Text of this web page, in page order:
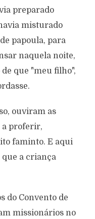
preparado
misturado
papoula, para
naquela noite,
que "meu filho",
ouviram as
a proferir,
faminto. E aqui
que a criança
do Convento de
missionários no